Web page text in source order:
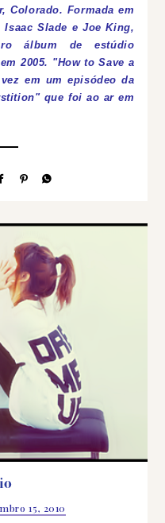
Colorado. Formada em
Slade e Joe King,
álbum de estúdio
2005. "How to Save a
em um episódeo da
que foi ao ar em
15, 2010